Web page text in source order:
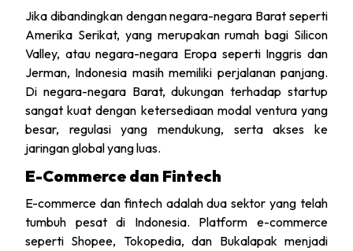
Jika dibandingkan dengan negara-negara Barat seperti
Amerika Serikat, yang merupakan rumah bagi Silicon
Valley, atau negara-negara Eropa seperti Inggris dan
Jerman, Indonesia masih memiliki perjalanan panjang.
Di negara-negara Barat, dukungan terhadap startup
sangat kuat dengan ketersediaan modal ventura yang
besar, regulasi yang mendukung, serta akses ke
jaringan global yang luas.
E-Commerce dan Fintech
E-commerce dan fintech adalah dua sektor yang telah
tumbuh pesat di Indonesia. Platform e-commerce
seperti Shopee, Tokopedia, dan Bukalapak menjadi